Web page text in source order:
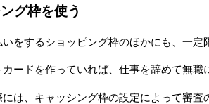
グ枠を使う
をするショッピング枠のほかにも、一
ードを作っていれば、仕事を辞めて無
は、キャッシング枠の設定によって審査